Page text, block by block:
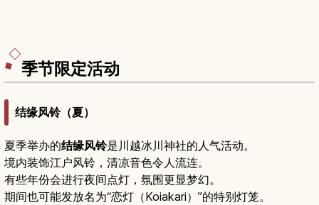
季节限定活动
结缘风铃（夏）
夏季举办的结缘风铃是川越冰川神社的人气活动。
境内装饰江户风铃，清凉音色令人流连。
有些年份会进行夜间点灯，氛围更显梦幻。
期间也可能发放名为“恋灯（Koiakari）”的特别灯笼。